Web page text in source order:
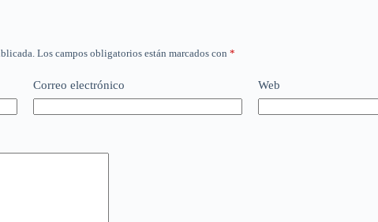
Los campos obligatorios están marcados con *
Correo electrónico Web